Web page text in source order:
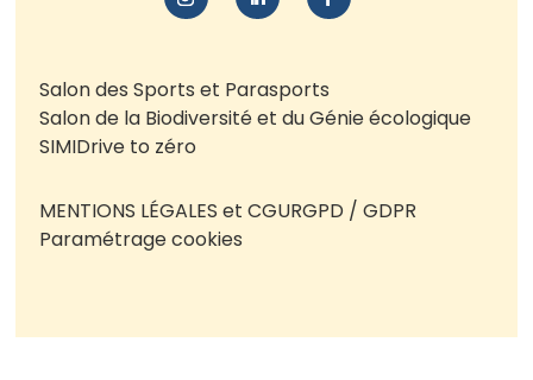
Salon des Sports et Parasports
Salon de la Biodiversité et du Génie écologique
SIMIDrive to zéro
MENTIONS LÉGALES et CGURGPD / GDPR
Paramétrage cookies